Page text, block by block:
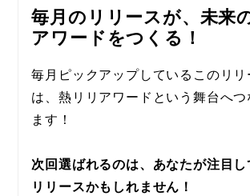
毎月のリリースが、未来
アワードをつくる！
毎月ピックアップしているこのリリ
は、熱リリアワードという舞台へ
ます！
次回選ばれるのは、あなたが注目
リリースかもしれません！